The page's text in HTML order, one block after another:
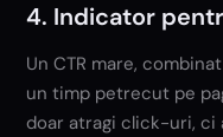
4. Indicator
Un CTR mare,
un timp petrecut pe
doar atragi click-uri, ci